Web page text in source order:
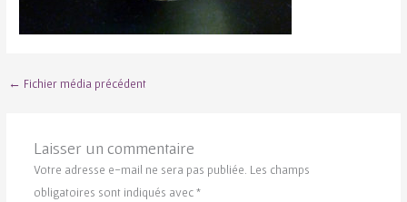
← Fichier média précédent
Laisser un commentaire
Votre adresse e-mail ne sera pas publiée. Les champs
obligatoires sont indiqués avec*